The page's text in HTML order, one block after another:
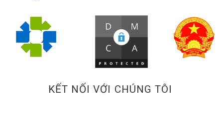
KẾT NỐI VỚI CHÚNG TÔI